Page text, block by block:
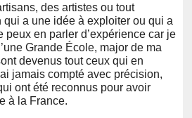
des artistes ou tout
qui a une idée à exploiter ou qui a
peux en parler d’expérience car je
Grande École, major de ma
devenus tout ceux qui en
jamais compté avec précision,
ont été reconnus pour avoir
à la France.